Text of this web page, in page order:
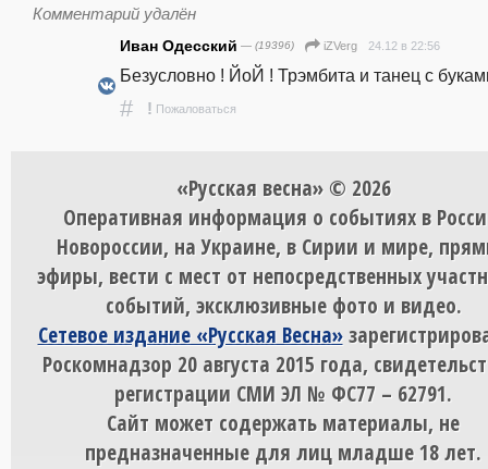
Комментарий удалён
Иван Одесский — (19396) iZVerg 24.12 в 22:56
Безусловно ! ЙоЙ ! Трэмбита и танец с
# ! Пожаловаться
«Русская весна» © 2026
Оперативная информация о событиях в
Новороссии, на Украине, в Сирии и мире,
эфиры, вести с мест от непосредственных
событий, эксклюзивные фото и видео.
Сетевое издание «Русская Весна»
Роскомнадзор 20 августа 2015 года,
регистрации СМИ ЭЛ № ФС77 – 62791.
Сайт может содержать материалы, не
предназначенные для лиц младше 18 лет.